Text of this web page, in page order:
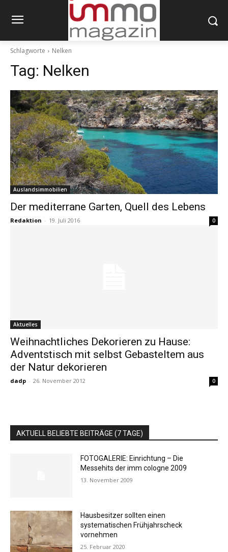
Schlagworte Nelken
Tag: Nelken
Auslandsimmobilien
Der mediterrane Garten, Quell des Lebens
Redaktion - 19. Juli 2016 0
Aktuelles
Weihnachtliches Dekorieren zu Hause:
Adventstisch mit selbst Gebasteltem aus
der Natur dekorieren
dadp - 26. November 2012 0
AKTUELL BELIEBTE BEITRÄGE (7 TAGE)
FOTOGALERIE: Einrichtung – Die
Messehits der imm cologne 2009
13. November 2009
Hausbesitzer sollten einen
systematischen Frühjahrscheck
vornehmen
25. Februar 2020